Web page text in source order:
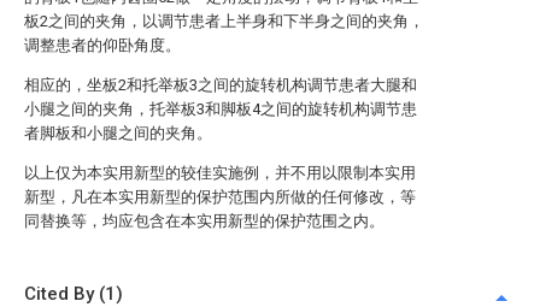
板2之间的夹角，以调节患者上半身和下半身之间的夹角，
调整患者的仰卧角度。
相应的，坐板2和托举板3之间的旋转机构调节患者大腿和
小腿之间的夹角，托举板3和脚板4之间的旋转机构调节患
者脚板和小腿之间的夹角。
以上仅为本实用新型的较佳实施例，并不用以限制本实用
新型，凡在本实用新型的保护范围内所做的任何修改，等
同替换等，均应包含在本实用新型的保护范围之内。
Cited By (1)